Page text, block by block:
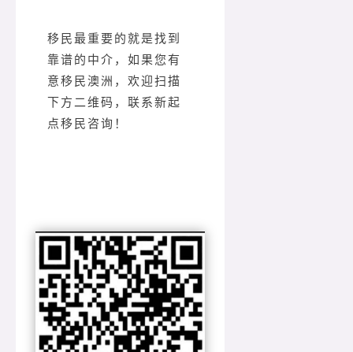
移民最重要的就是找到
靠谱的中介，如果您有
意移民澳洲，欢迎扫描
下方二维码，联系新起
点移民咨询！